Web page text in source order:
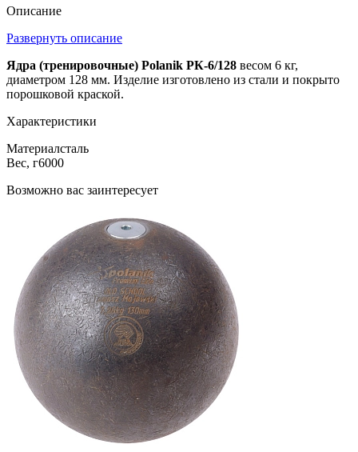
Описание
Развернуть описание
Ядра (тренировочные) Polanik РК-6/128 весом 6 кг,
диаметром 128 мм. Изделие изготовлено из стали и покрыто
порошковой краской.
Характеристики
Материалсталь
Вес, г6000
Возможно вас заинтересует